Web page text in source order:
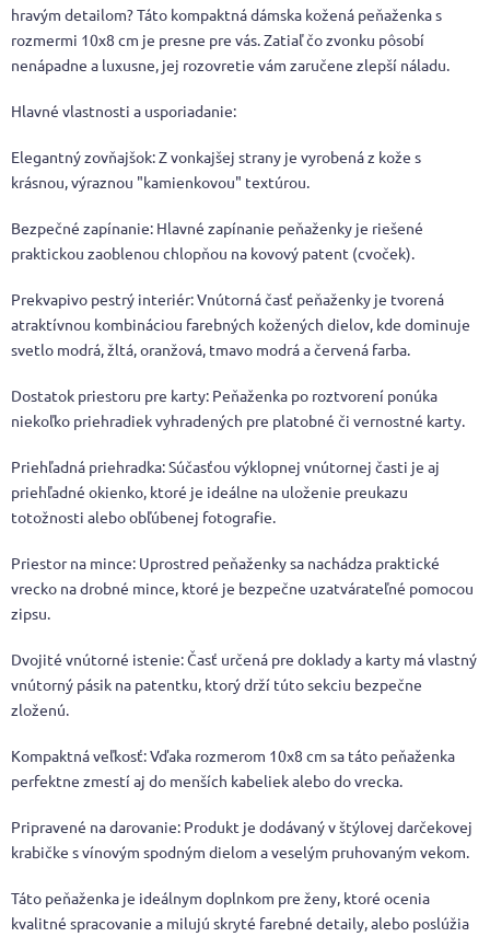
hravým detailom? Táto kompaktná dámska kožená peňaženka s
rozmermi 10x8 cm je presne pre vás. Zatiaľ čo zvonku pôsobí
nenápadne a luxusne, jej rozovretie vám zaručene zlepší náladu.
Hlavné vlastnosti a usporiadanie:
Elegantný zovňajšok: Z vonkajšej strany je vyrobená z kože s
krásnou, výraznou "kamienkovou" textúrou.
Bezpečné zapínanie: Hlavné zapínanie peňaženky je riešené
praktickou zaoblenou chlopňou na kovový patent (cvoček).
Prekvapivo pestrý interiér: Vnútorná časť peňaženky je tvorená
atraktívnou kombináciou farebných kožených dielov, kde dominuje
svetlo modrá, žltá, oranžová, tmavo modrá a červená farba.
Dostatok priestoru pre karty: Peňaženka po roztvorení ponúka
niekoľko priehradiek vyhradených pre platobné či vernostné karty.
Priehľadná priehradka: Súčasťou výklopnej vnútornej časti je aj
priehľadné okienko, ktoré je ideálne na uloženie preukazu
totožnosti alebo obľúbenej fotografie.
Priestor na mince: Uprostred peňaženky sa nachádza praktické
vrecko na drobné mince, ktoré je bezpečne uzatvárateľné pomocou
zipsu.
Dvojité vnútorné istenie: Časť určená pre doklady a karty má vlastný
vnútorný pásik na patentku, ktorý drží túto sekciu bezpečne
zloženú.
Kompaktná veľkosť: Vďaka rozmerom 10x8 cm sa táto peňaženka
perfektne zmestí aj do menších kabeliek alebo do vrecka.
Pripravené na darovanie: Produkt je dodávaný v štýlovej darčekovej
krabičke s vínovým spodným dielom a veselým pruhovaným vekom.
Táto peňaženka je ideálnym doplnkom pre ženy, ktoré ocenia
kvalitné spracovanie a milujú skryté farebné detaily, alebo poslúžia